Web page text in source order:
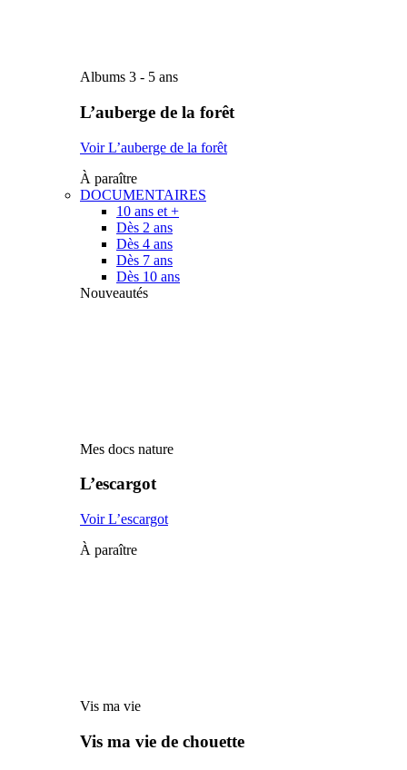
Albums 3 - 5 ans
L’auberge de la forêt
Voir L’auberge de la forêt
À paraître
DOCUMENTAIRES
10 ans et +
Dès 2 ans
Dès 4 ans
Dès 7 ans
Dès 10 ans
Nouveautés
Mes docs nature
L’escargot
Voir L’escargot
À paraître
Vis ma vie
Vis ma vie de chouette